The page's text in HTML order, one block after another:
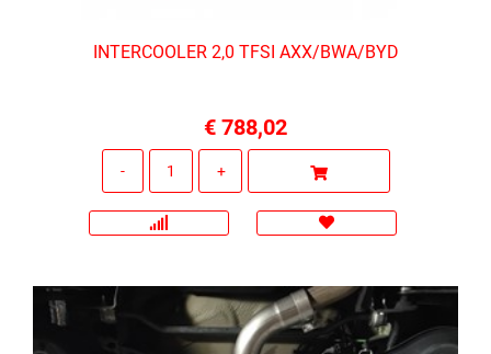
INTERCOOLER 2,0 TFSI AXX/BWA/BYD
€ 788,02